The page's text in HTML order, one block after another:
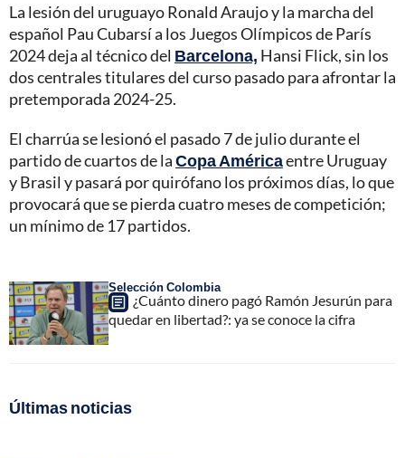
La lesión del uruguayo Ronald Araujo y la marcha del
español Pau Cubarsí a los Juegos Olímpicos de París
2024 deja al técnico del Barcelona, Hansi Flick, sin los
dos centrales titulares del curso pasado para afrontar la
pretemporada 2024-25.
El charrúa se lesionó el pasado 7 de julio durante el
partido de cuartos de laCopa Américaentre Uruguay
y Brasil y pasará por quirófano los próximos días, lo que
provocará que se pierda cuatro meses de competición;
un mínimo de 17 partidos.
Selección Colombia
¿Cuánto dinero pagó Ramón Jesurún para
quedar en libertad?: ya se conoce la cifra
Últimas noticias